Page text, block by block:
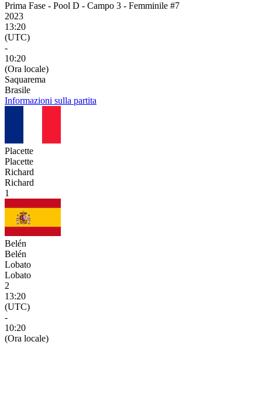
Prima Fase - Pool D - Campo 3 - Femminile #7
2023
13:20
(UTC)
-
10:20
(Ora locale)
Saquarema
Brasile
Informazioni sulla partita
Placette
Placette
Richard
Richard
1
Belén
Belén
Lobato
Lobato
2
13:20
(UTC)
-
10:20
(Ora locale)